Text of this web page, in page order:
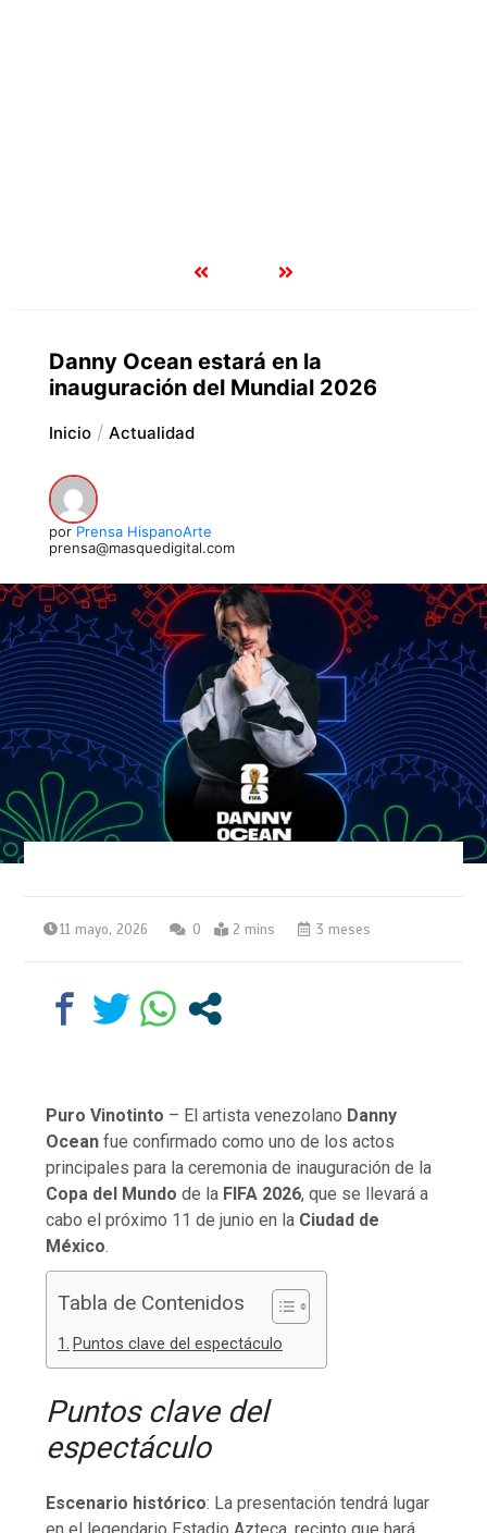
Danny Ocean estará en la
inauguración del Mundial 2026
Inicio Actualidad
por Prensa HispanoArte
prensa@masquedigital.com
11 mayo, 2026 0 2 mins 3 meses
Puro Vinotinto – El artista venezolano Danny
Ocean fue confirmado como uno de los actos
principales para la ceremonia de inauguración de la
Copa del Mundo de la FIFA 2026, que se llevará a
cabo el próximo 11 de junio en la Ciudad de
México.
Tabla de Contenidos
Puntos clave del espectáculo
Puntos clave del
espectáculo
Escenario histórico: La presentación tendrá lugar